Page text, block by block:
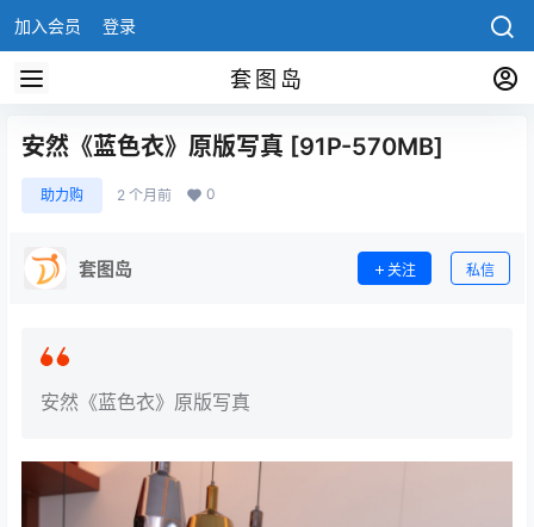
加入会员 登录
套图岛
安然《蓝色衣》原版写真 [91P-570MB]
助力购 2 个月前 0
套图岛 关注 私信
安然《蓝色衣》原版写真